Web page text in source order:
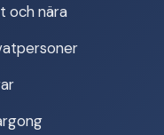
och nära